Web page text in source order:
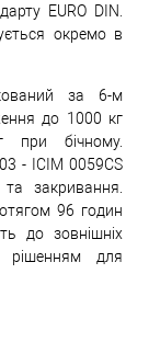
EURO DIN.
окремо в
за 6-м
до 1000 кг
бічному.
- ICIM 0059CS
закривання.
96 годин
до зовнішніх
рішенням для